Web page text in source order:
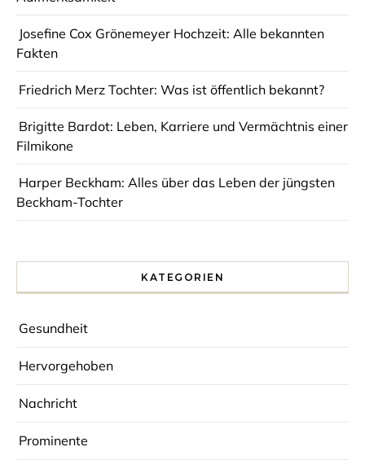
Josefine Cox Grönemeyer Hochzeit: Alle bekannten
Fakten
Friedrich Merz Tochter: Was ist öffentlich bekannt?
Brigitte Bardot: Leben, Karriere und Vermächtnis einer
Filmikone
Harper Beckham: Alles über das Leben der jüngsten
Beckham-Tochter
KATEGORIEN
Gesundheit
Hervorgehoben
Nachricht
Prominente